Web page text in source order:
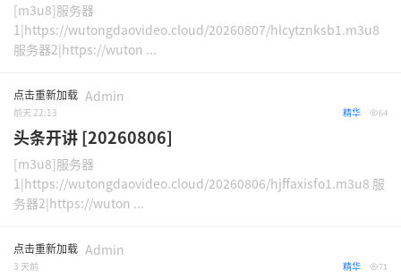
[m3u8]服务器
1|https://wutongdaovideo.cloud/20260807/hlcytznksb1.m3u8
服务器2|https://wuton ...
点击重新加载 Admin
前天 22:13 64
精华
头条开讲 [20260806]
[m3u8]服务器
1|https://wutongdaovideo.cloud/20260806/hjffaxisfo1.m3u8 服
务器2|https://wuton ...
点击重新加载 Admin
3 天前 71
精华